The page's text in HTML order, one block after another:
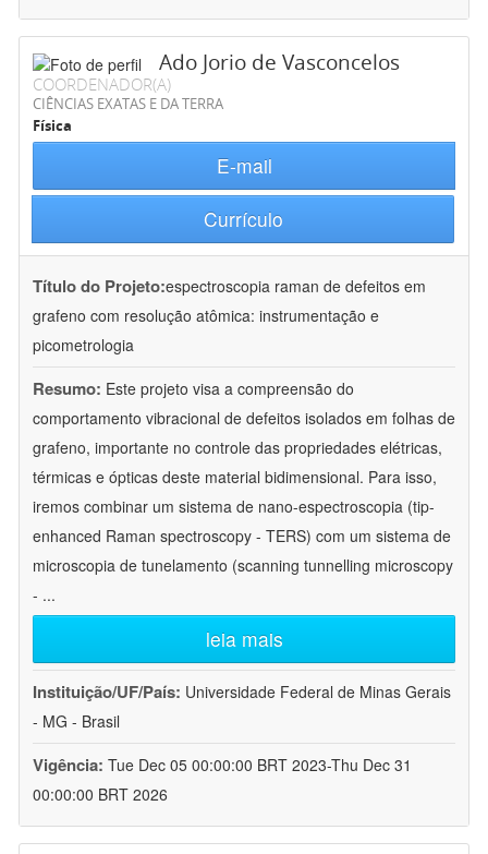
Ado Jorio de Vasconcelos
COORDENADOR(A)
CIÊNCIAS EXATAS E DA TERRA
Física
E-mail
Currículo
Título do Projeto:espectroscopia raman de defeitos em
grafeno com resolução atômica: instrumentação e
picometrologia
Resumo: Este projeto visa a compreensão do
comportamento vibracional de defeitos isolados em folhas de
grafeno, importante no controle das propriedades elétricas,
térmicas e ópticas deste material bidimensional. Para isso,
iremos combinar um sistema de nano-espectroscopia (tip-
enhanced Raman spectroscopy - TERS) com um sistema de
microscopia de tunelamento (scanning tunnelling microscopy
- ...
leia mais
Instituição/UF/País: Universidade Federal de Minas Gerais
- MG - Brasil
Vigência: Tue Dec 05 00:00:00 BRT 2023-Thu Dec 31
00:00:00 BRT 2026